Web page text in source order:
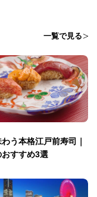
一覧で見る
う本格江戸前寿司｜
すすめ3選